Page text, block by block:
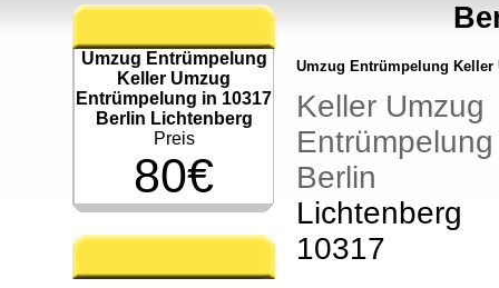
Umzug Entrümpelung
Keller Umzug
Entrümpelung in 10317
Berlin Lichtenberg
Preis
80€
Umzug Entrümpelung
Keller Umzug
Entrümpelung
Berlin
Lichtenberg
10317